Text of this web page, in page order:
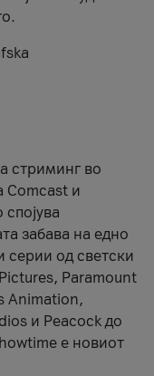
стриминг во
Comcast и
забава на едно
од светски
Paramount
Animation,
и Peacock до
е новиот